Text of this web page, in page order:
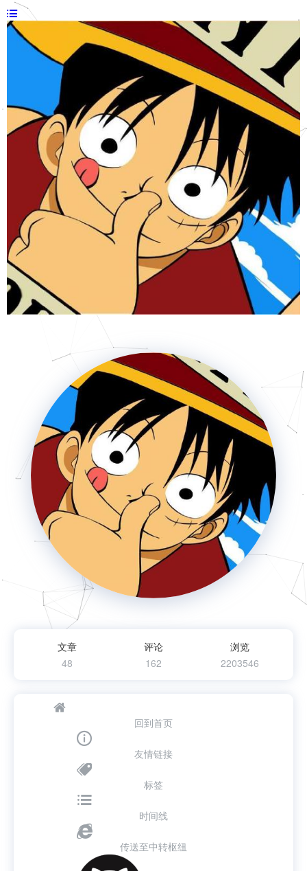
文章
48
评论
162
浏览
2203546
回到首页
友情链接
标签
时间线
传送至中转枢纽